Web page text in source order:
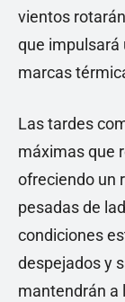
vientos
que impulsará
marcas
Las tardes
máximas que
ofreciendo un
pesadas de
condiciones
despejados y
mantendrán a